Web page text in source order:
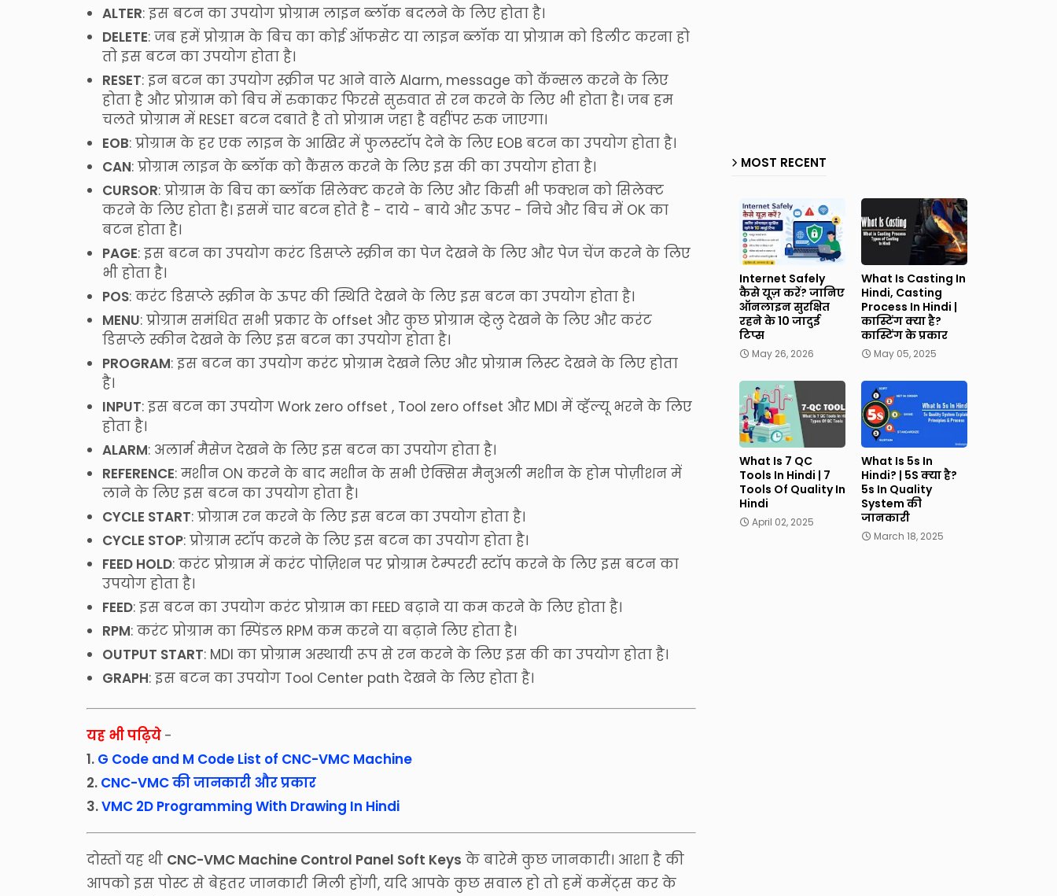
ALTER: इस बटन का उपयोग प्रोग्राम लाइन ब्लॉक बदलने के लिए होता है।
DELETE: जब हमें प्रोग्राम के बिच का कोई ऑफसेट या लाइन ब्लॉक या प्रोग्राम को डिलीट करना हो
तो इस बटन का उपयोग होता है।
RESET: इन बटन का उपयोग स्क्रीन पर आने वाले Alarm, message को कॅन्सल करने के लिए
होता है और प्रोग्राम को बिच में रुकाकर फिरसे सुरुवात से रन करने के लिए भी होता है। जब हम
चलते प्रोग्राम में RESET बटन दबाते है तो प्रोग्राम जहा है वहींपर रुक जाएगा।
EOB: प्रोग्राम के हर एक लाइन के आखिर में फुलस्टॉप देने के लिए EOB बटन का उपयोग होता है।
CAN: प्रोग्राम लाइन के ब्लॉक को कैंसल करने के लिए इस की का उपयोग होता है।
CURSOR: प्रोग्राम के बिच का ब्लॉक सिलेक्ट करने के लिए और किसी भी फक्शन को सिलेक्ट
करने के लिए होता है। इसमें चार बटन होते है - दाये - बाये और ऊपर - निचे और बिच में OK का
बटन होता है।
PAGE: इस बटन का उपयोग करंट डिसप्ले स्क्रीन का पेज देखने के लिए और पेज चेंज करने के लिए
भी होता है।
POS: करंट डिसप्ले स्क्रीन के ऊपर की स्थिति देखने के लिए इस बटन का उपयोग होता है।
MENU: प्रोग्राम समंधित सभी प्रकार के offset और कुछ प्रोग्राम व्हेलु देखने के लिए और करंट
डिसप्ले स्कीन देखने के लिए इस बटन का उपयोग होता है।
PROGRAM: इस बटन का उपयोग करंट प्रोग्राम देखने लिए और प्रोग्राम लिस्ट देखने के लिए होता
है।
INPUT: इस बटन का उपयोग Work zero offset , Tool zero offset और MDI में व्हॅल्यू भरने के लिए
होता है।
ALARM: अलार्म मैसेज देखने के लिए इस बटन का उपयोग होता है।
REFERENCE: मशीन ON करने के बाद मशीन के सभी ऐक्सिस मैनुअली मशीन के होम पोज़ीशन में
लाने के लिए इस बटन का उपयोग होता है।
CYCLE START: प्रोग्राम रन करने के लिए इस बटन का उपयोग होता है।
CYCLE STOP: प्रोग्राम स्टॉप करने के लिए इस बटन का उपयोग होता है।
FEED HOLD: करंट प्रोग्राम में करंट पोज़िशन पर प्रोग्राम टेम्पररी स्टॉप करने के लिए इस बटन का
उपयोग होता है।
FEED: इस बटन का उपयोग करंट प्रोग्राम का FEED बढ़ाने या कम करने के लिए होता है।
RPM: करंट प्रोग्राम का स्पिंडल RPM कम करने या बढ़ाने लिए होता है।
OUTPUT START: MDI का प्रोग्राम अस्थायी रूप से रन करने के लिए इस की का उपयोग होता है।
GRAPH: इस बटन का उपयोग Tool Center path देखने के लिए होता है।
यह भी पढ़िये -
1. G Code and M Code List of CNC-VMC Machine
2. CNC-VMC की जानकारी और प्रकार
3.VMC 2D Programming With Drawing In Hindi
दोस्तों यह थी CNC-VMC Machine Control Panel Soft Keys के बारेमे कुछ जानकारी। आशा है की
आपको इस पोस्ट से बेहतर जानकारी मिली होंगी, यदि आपके कुछ सवाल हो तो हमें कमेंट्स कर के
MOST RECENT
Internet Safely
कैसे यूज़ करें? जानिए
ऑनलाइन सुरक्षित
रहने के 10 जादुई
टिप्स
May 26, 2026
What Is Casting In
Hindi, Casting
Process In Hindi |
कास्टिंग क्या है?
कास्टिंग के प्रकार
May 05, 2025
What Is 7 QC
Tools In Hindi | 7
Tools Of Quality In
Hindi
April 02, 2025
What Is 5s In
Hindi? | 5S क्या है?
5s In Quality
System की
जानकारी
March 18, 2025